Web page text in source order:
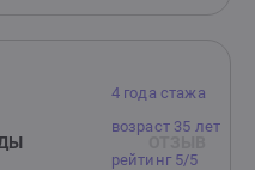
4 года стажа
возраст 35 лет
рейтинг 5/5